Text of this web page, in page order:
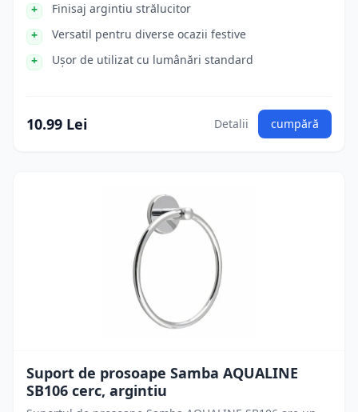
Finisaj argintiu strălucitor
Versatil pentru diverse ocazii festive
Ușor de utilizat cu lumânări standard
10.99 Lei Detalii cumpără
Suport de prosoape Samba AQUALINE
SB106 cerc, argintiu